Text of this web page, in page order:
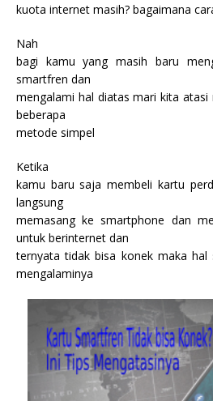
kuota internet masih? bagaimana
Nah
bagi kamu yang masih baru
smartfren dan
mengalami hal diatas mari kita atasi
beberapa
metode simpel
Ketika
kamu baru saja membeli kartu
langsung
memasang ke smartphone dan
untuk berinternet dan
ternyata tidak bisa konek maka hal
mengalaminya